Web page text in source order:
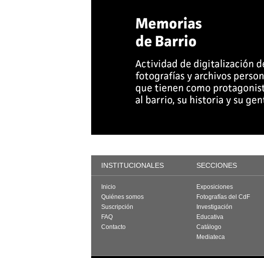
INSTITUCIONALES SECCIONES
Inicio
Quiénes somos
Suscripción
FAQ
Contacto
Exposiciones
Fotografías del CdF
Investigación
Educativa
Catálogo
Mediateca